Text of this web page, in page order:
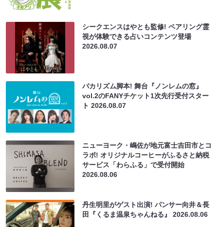
シークエンスはやとも監修! ペアリング霊
視が体験できる占いコンテンツ登場
2026.08.07
バカリズム脚本! 舞台『ノンレムの窓』
vol.2のFANYチケット1次先行受付スター
ト2026.08.07
ニューヨーク・嶋佐が地元富士吉田市とコ
ラボ! オリジナルコーヒーがふるさと納税
サービス「わらふる」で受付開始
2026.08.06
丹生明里がゲスト出演! パンサー向井＆長
田『くるま温泉ちゃんねる』2026.08.06